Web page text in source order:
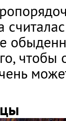
чтобы